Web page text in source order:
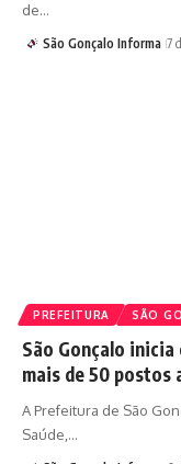
de…
São Gonçalo Informa 7
PREFEITURA SÃO
São Gonçalo
mais de 50 postos
A Prefeitura de São
Saúde,…